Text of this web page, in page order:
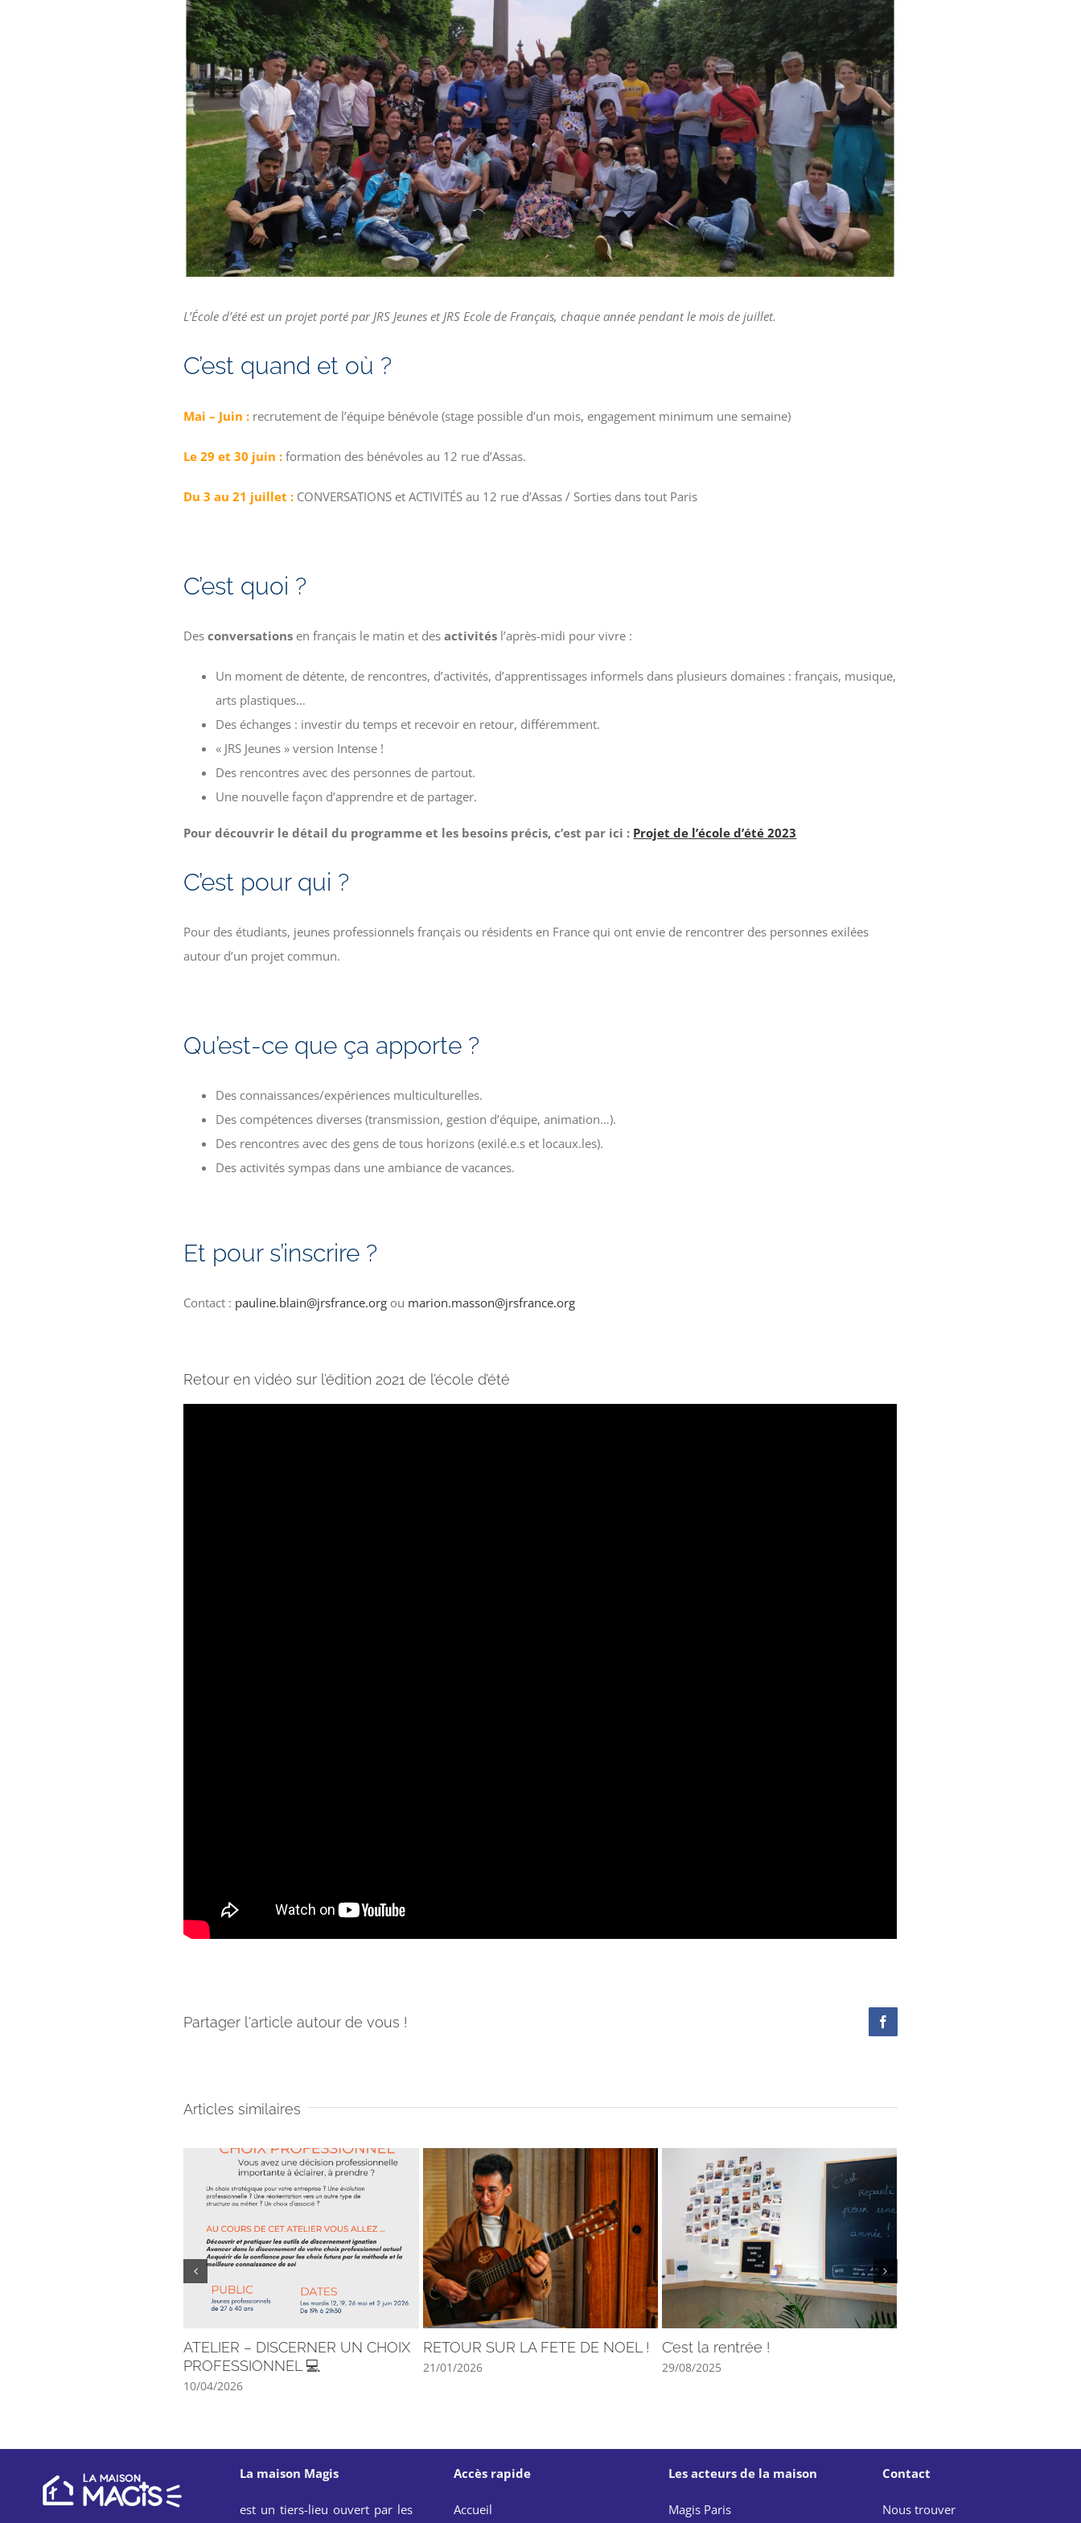
L’École d’été est un projet porté par JRS Jeunes et JRS Ecole de Français, chaque année pendant le mois de juillet.
C’est quand et où ?
Mai – Juin : recrutement de l’équipe bénévole(stage possible d’un mois, engagement minimum une semaine)
Le 29 et 30 juin : formation des bénévoles au 12 rue d’Assas.
Du 3 au 21 juillet : CONVERSATIONS et ACTIVITÉS au 12 rue d’Assas / Sorties dans tout Paris
C’est quoi ?
Desconversations en français le matin et desactivités l’après-midi pour vivre :
Un moment de détente, de rencontres, d’activités, d’apprentissages informels dans plusieurs domaines : français, musique,
arts plastiques…
Des échanges : investir du temps et recevoir en retour, différemment.
« JRS Jeunes » version Intense !
Des rencontres avec des personnes de partout.
Une nouvelle façon d’apprendre et de partager.
Pour découvrir le détail du programme et les besoins précis, c’est par ici : Projet de l’école d’été 2023
C’est pour qui ?
Pour des étudiants, jeunes professionnels français ou résidents en France qui ont envie de rencontrer des personnes exilées
autour d’un projet commun.
Qu’est-ce que ça apporte ?
Des connaissances/expériences multiculturelles.
Des compétences diverses (transmission, gestion d’équipe, animation…).
Des rencontres avec des gens de tous horizons (exilé.e.s et locaux.les).
Des activités sympas dans une ambiance de vacances.
Et pour s’inscrire ?
Contact : pauline.blain@jrsfrance.org ou marion.masson@jrsfrance.org
Retour en vidéo sur l’édition 2021 de l’école d’été
Partager l'article autour de vous ! Facebook
Articles similaires
ATELIER – DISCERNER UN CHOIX
PROFESSIONNEL 💻
10/04/2026
RETOUR SUR LA FETE DE NOEL !
21/01/2026
C’est la rentrée !
29/08/2025
La maison Magis
est un tiers-lieu ouvert par les
Accès rapide
Accueil
Les acteurs de la maison
Magis Paris
Contact
Nous trouver